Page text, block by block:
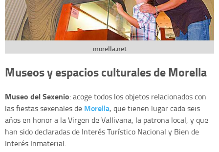
morella.net
Museos y espacios culturales de Morella
Museo del Sexenio: acoge todos los objetos relacionados con
las fiestas sexenales de Morella, que tienen lugar cada seis
años en honor a la Virgen de Vallivana, la patrona local, y que
han sido declaradas de Interés Turístico Nacional y Bien de
Interés Inmaterial.